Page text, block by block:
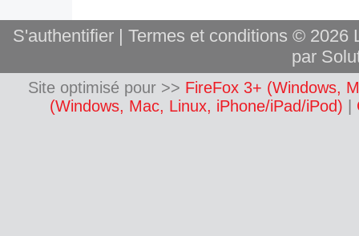
S'authentifier| Termes et conditions © 2026
par
Site optimisé pour >> FireFox 3+ (Windows,
(Windows, Mac, Linux, iPhone/iPad/iPod)